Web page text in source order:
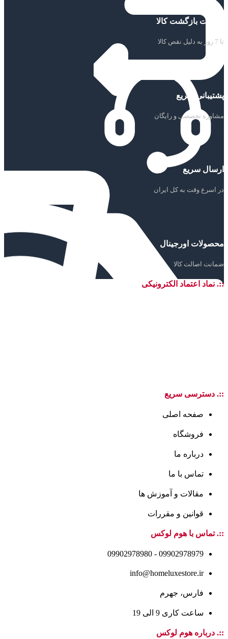
ضمانت بازگشت کالا
تا 7 روز به دلیل نقص کالا
پشتیبانی سریع
مشاوره تخصصی و رایگان
ارسال سریع
در اسرع وقت به کل ایران
محصولات اورجینال
ضمانت اصالت کالا
::. نماد اعتماد الکترونیکی
::. دسترسی سریع
صفحه اصلی
فروشگاه
درباره ما
تماس با ما
مقالات و آموزش ها
قوانین و مقررات
::. تماس با هوم لوکس
09902978979 - 09902978980
info@homeluxestore.ir
فارس، جهرم
ساعت کاری 9 الی 19
::. درباره هوم لوکس